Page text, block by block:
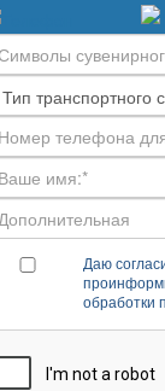
Даю
обработки